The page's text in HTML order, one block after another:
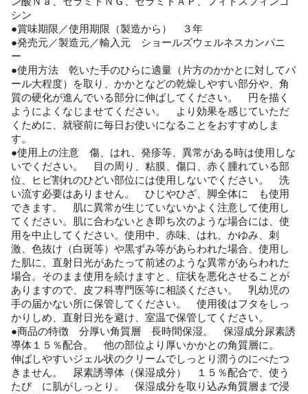
シン
●賞味期限／使用期限（製造から） ３年
●発売元／製造元／輸入元 ショールズウェルネスカンパニ
ー
●使用方法 乾いた手のひらに適量（片方のかかとに対してパ
ール大程度）を取り、かかとなどの乾燥しやすい部分や、角
質の硬化が進んでいる部分に伸ばしてください。 円を描く
ようによくなじませてください。 より効果を感じていただ
くために、就寝前に毎日お使いになることをおすすめしま
す。
●使用上の注意 傷、はれ、発疹等、異常がある時は使用しな
いでください。 目の周り、粘膜、傷口、赤く腫れている部
位、ヒビ割れのひどい部位には使用しないでください。 洗
い流す必要はありません。 ひじやひざ、脚全体に も使用
できます。 肌に異常が生じていないかよく注意して使用し
てください。肌に合わないとき即ち次のような場合には、使
用を中止してください。使用中、赤味、はれ、かゆみ、刺
激、色抜け（白斑等）や黒ずみ等があらわれた場合、使用し
た肌に、直射日光があたって前述のような異常があらわれた
場合。そのまま使用を続けますと、症状を悪化させることが
ありますので、皮フ科専門医等に相談ください。 乳幼児の
手の届かない所に保管してください。 使用後はフタをしっ
かりしめ、直射日光を避け、室温で保管してください。
●商品の特徴 分厚い角質層 長時間保湿。 保湿成分尿素誘
導体１５％配合。 他の部位より厚いかかとの角質層に。
伸ばしやすいジェル状のクリームでしっとり潤うのにべたつ
きません。 尿素誘導体（保湿成分） １５％配合で、使う
たび に肌がしっとり。 保湿成分を取り込み角質層まで浸